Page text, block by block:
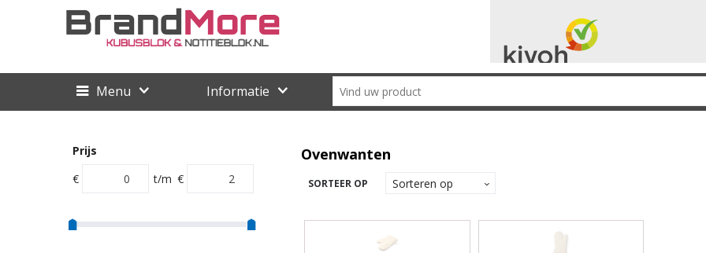
Menu Informatie
Prijs
€
t/m €
Ovenwanten
SORTEER OP